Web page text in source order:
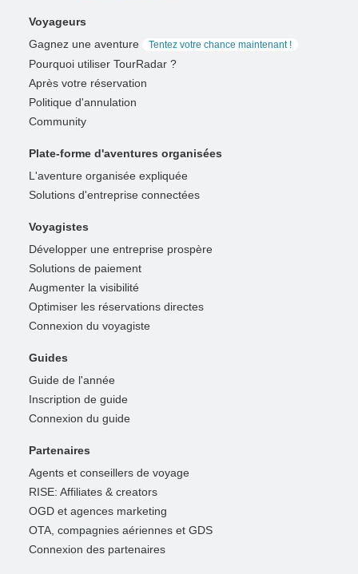
Voyageurs
Gagnez une aventure
Tentez votre chance maintenant !
Pourquoi utiliser TourRadar ?
Après votre réservation
Politique d'annulation
Community
Plate-forme d'aventures organisées
L'aventure organisée expliquée
Solutions d'entreprise connectées
Voyagistes
Développer une entreprise prospère
Solutions de paiement
Augmenter la visibilité
Optimiser les réservations directes
Connexion du voyagiste
Guides
Guide de l'année
Inscription de guide
Connexion du guide
Partenaires
Agents et conseillers de voyage
RISE: Affiliates & creators
OGD et agences marketing
OTA, compagnies aériennes et GDS
Connexion des partenaires